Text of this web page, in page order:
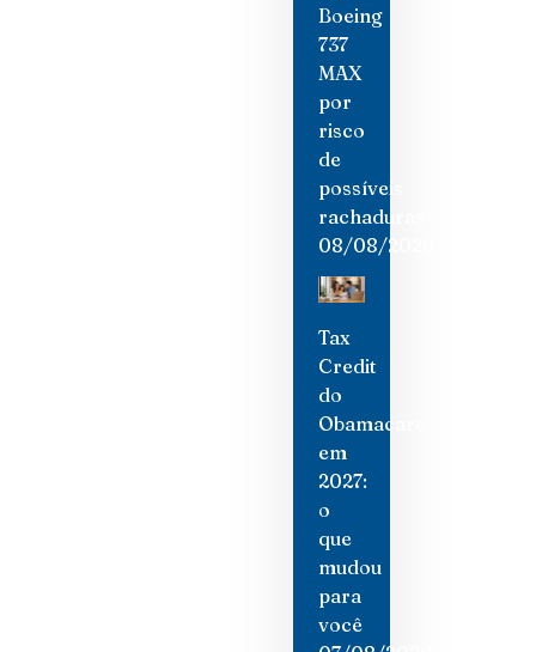
Boeing
737
MAX
por
risco
de
possíveis
rachaduras
08/08/2026
Tax
Credit
do
Obamacare
em
2027:
o
que
mudou
para
você